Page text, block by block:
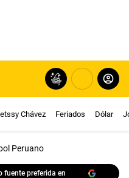
Chávez Feriados Dólar
Peruano
fuente preferida en